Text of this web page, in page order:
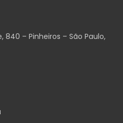
840 – Pinheiros – São Paulo,